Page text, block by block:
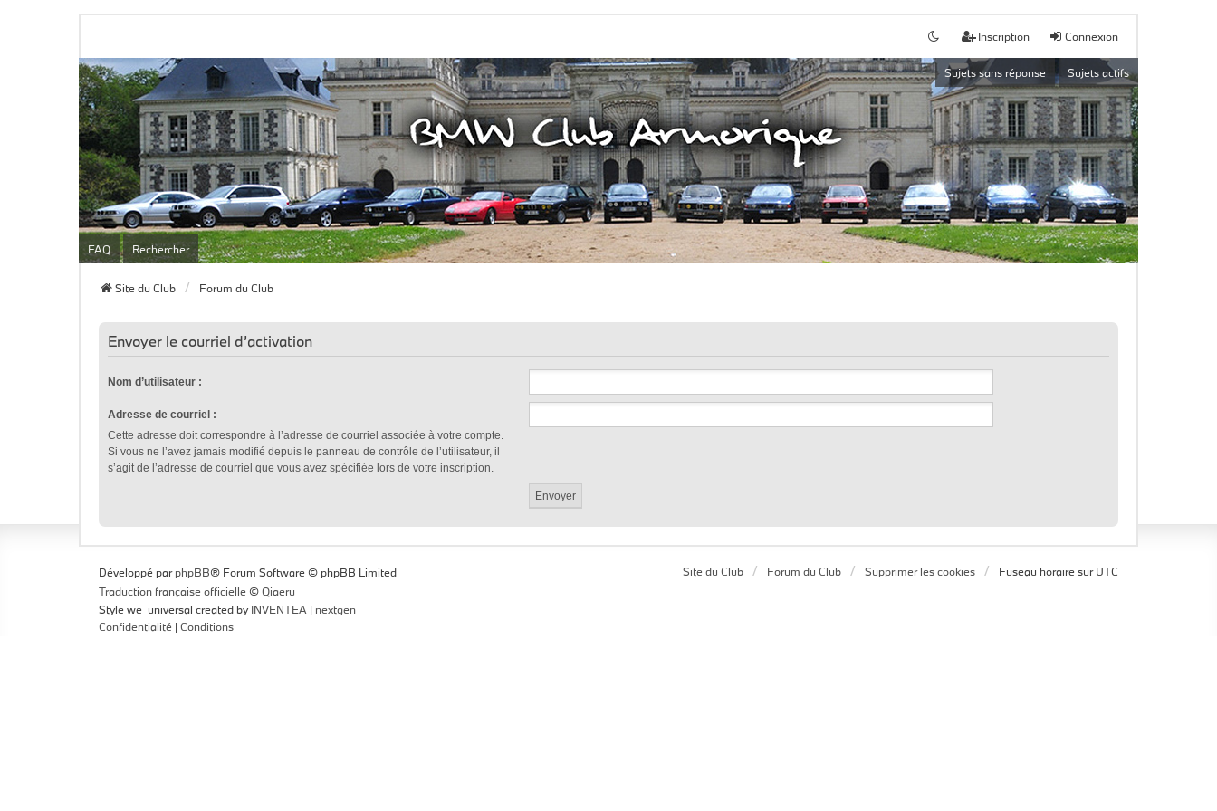
Connexion
Inscription
Sujets sans réponse Sujets actifs
FAQ Rechercher
Site du Club Forum du Club
Envoyer le courriel d’activation
Nom d’utilisateur :
Adresse de courriel :
Cette adresse doit correspondre à l’adresse de courriel associée à votre compte.
Si vous ne l’avez jamais modifié depuis le panneau de contrôle de l’utilisateur, il
s’agit de l’adresse de courriel que vous avez spécifiée lors de votre inscription.
Site du Club Forum du Club Supprimer les cookies Fuseau horaire surUTC
Développé parphpBB® Forum Software © phpBB Limited
Traduction française officielle ©Qiaeru
Style we_universal created byINVENTEA | nextgen
Confidentialité | Conditions